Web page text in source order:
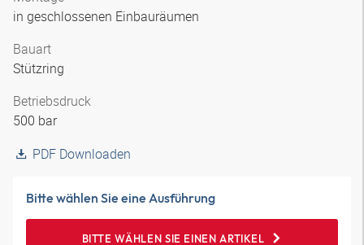
in geschlossenen Einbauräumen
Bauart
Stützring
Betriebsdruck
500 bar
PDF Downloaden
Bitte wählen Sie eine Ausführung
BITTE WÄHLEN SIE EINEN ARTIKEL